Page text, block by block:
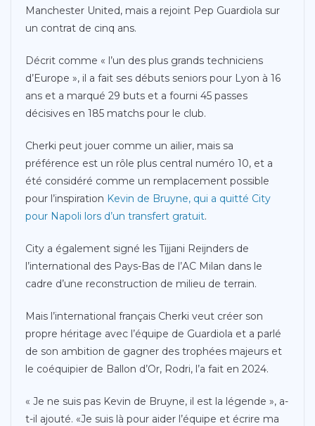
Manchester United, mais a rejoint Pep Guardiola sur
un contrat de cinq ans.
Décrit comme « l’un des plus grands techniciens
d’Europe », il a fait ses débuts seniors pour Lyon à 16
ans et a marqué 29 buts et a fourni 45 passes
décisives en 185 matchs pour le club.
Cherki peut jouer comme un ailier, mais sa
préférence est un rôle plus central numéro 10, et a
été considéré comme un remplacement possible
pour l’inspiration Kevin de Bruyne, qui a quitté City
pour Napoli lors d’un transfert gratuit.
City a également signé les Tijjani Reijnders de
l’international des Pays-Bas de l’AC Milan dans le
cadre d’une reconstruction de milieu de terrain.
Mais l’international français Cherki veut créer son
propre héritage avec l’équipe de Guardiola et a parlé
de son ambition de gagner des trophées majeurs et
le coéquipier de Ballon d’Or, Rodri, l’a fait en 2024.
« Je ne suis pas Kevin de Bruyne, il est la légende », a-
t-il ajouté. «Je suis là pour aider l’équipe et écrire ma